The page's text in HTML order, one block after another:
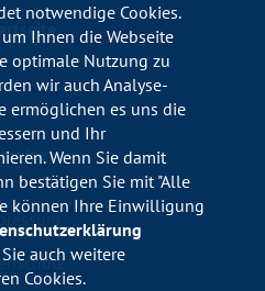
notwendige Cookies.
Ihnen die Webseite
optimale Nutzung zu
wir auch Analyse-
ermöglichen es uns die
und Ihr
Wenn Sie damit
bestätigen Sie mit "Alle
können Ihre Einwilligung
auch weitere
Cookies.